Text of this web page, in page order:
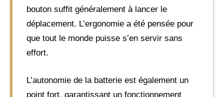
bouton suffit généralement à lancer le
déplacement. L’ergonomie a été pensée pour
que tout le monde puisse s’en servir sans
effort.
L’autonomie de la batterie est également un
point fort, garantissant un fonctionnement